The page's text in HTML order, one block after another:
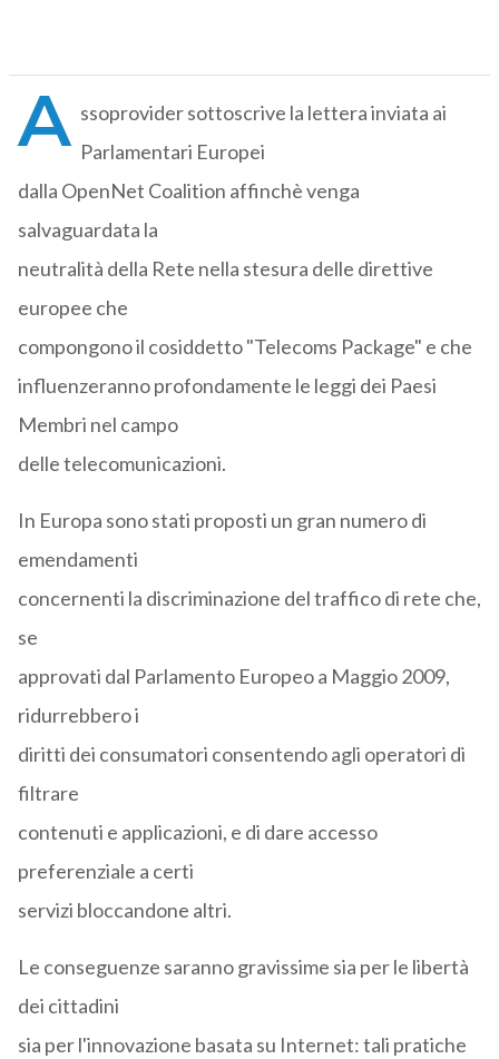
A ssoprovider sottoscrive la lettera inviata ai
Parlamentari Europei
dalla OpenNet Coalition affinchè venga
salvaguardata la
neutralità della Rete nella stesura delle direttive
europee che
compongono il cosiddetto "Telecoms Package" e che
influenzeranno profondamente le leggi dei Paesi
Membri nel campo
delle telecomunicazioni.
In Europa sono stati proposti un gran numero di
emendamenti
concernenti la discriminazione del traffico di rete che,
se
approvati dal Parlamento Europeo a Maggio 2009,
ridurrebbero i
diritti dei consumatori consentendo agli operatori di
filtrare
contenuti e applicazioni, e di dare accesso
preferenziale a certi
servizi bloccandone altri.
Le conseguenze saranno gravissime sia per le libertà
dei cittadini
sia per l'innovazione basata su Internet: tali pratiche